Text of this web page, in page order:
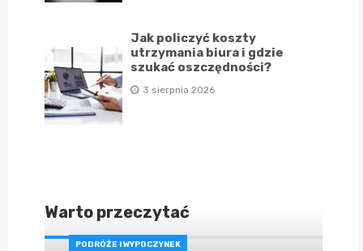
Jak policzyć koszty
utrzymania biura i gdzie
szukać oszczędności?
3 sierpnia 2026
Warto przeczytać
PODRÓŻE I WYPOCZYNEK